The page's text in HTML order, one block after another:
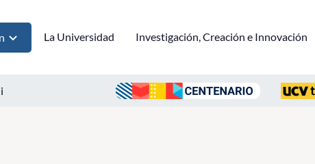
La Universidad Investigación, Creación e Innovación